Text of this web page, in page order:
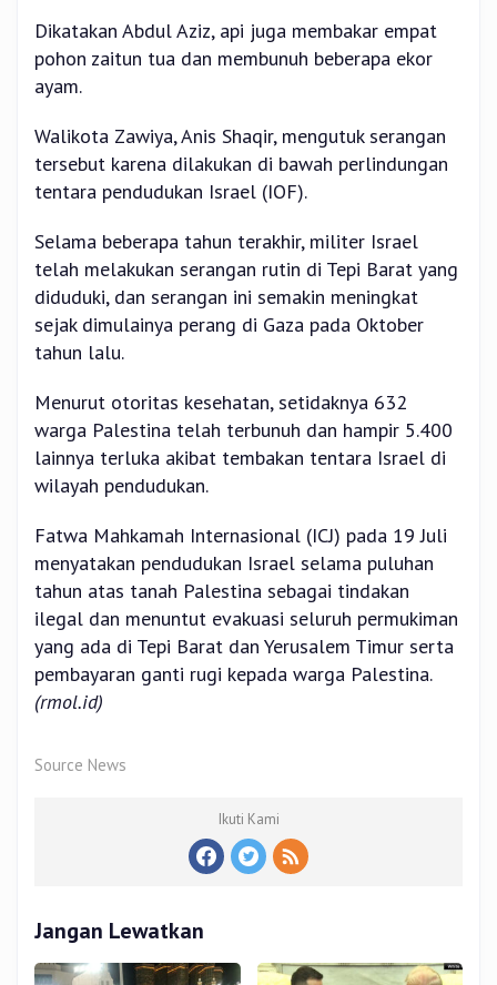
Dikatakan Abdul Aziz, api juga membakar empat
pohon zaitun tua dan membunuh beberapa ekor
ayam.
Walikota Zawiya, Anis Shaqir, mengutuk serangan
tersebut karena dilakukan di bawah perlindungan
tentara pendudukan Israel (IOF).
Selama beberapa tahun terakhir, militer Israel
telah melakukan serangan rutin di Tepi Barat yang
diduduki, dan serangan ini semakin meningkat
sejak dimulainya perang di Gaza pada Oktober
tahun lalu.
Menurut otoritas kesehatan, setidaknya 632
warga Palestina telah terbunuh dan hampir 5.400
lainnya terluka akibat tembakan tentara Israel di
wilayah pendudukan.
Fatwa Mahkamah Internasional (ICJ) pada 19 Juli
menyatakan pendudukan Israel selama puluhan
tahun atas tanah Palestina sebagai tindakan
ilegal dan menuntut evakuasi seluruh permukiman
yang ada di Tepi Barat dan Yerusalem Timur serta
pembayaran ganti rugi kepada warga Palestina.
(rmol.id)
Source News
Ikuti Kami
Jangan Lewatkan